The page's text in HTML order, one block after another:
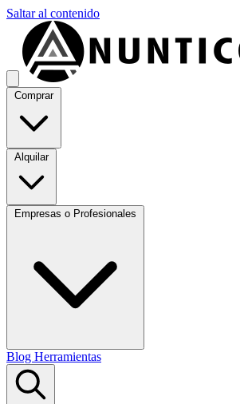
Saltar al contenido
Comprar
Alquilar
Empresas o Profesionales
Blog Herramientas